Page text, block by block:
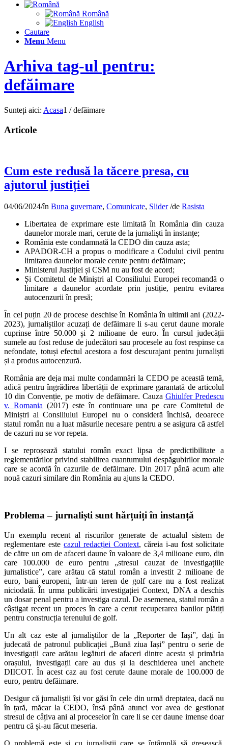
Română
English
Cautare
Menu Menu
Arhiva tag-ul pentru:
defăimare
Sunteți aici: Acasa1 / defăimare
Articole
Cum este redusă la tăcere presa, cu
ajutorul justiției
04/06/2024/în Buna guvernare, Comunicate, Slider /de Rasista
Libertatea de exprimare este limitată în România din cauza
daunelor morale mari, cerute de la jurnaliști în instanțe;
România este condamnată la CEDO din cauza asta;
APADOR-CH a propus o modificare a Codului civil pentru
limitarea daunelor morale cerute pentru defăimare;
Ministerul Justiției și CSM nu au fost de acord;
Și Comitetul de Miniștri al Consiliului Europei recomandă o
limitare a daunelor acordate prin justiție, pentru evitarea
autocenzurii în presă;
În cel puțin 20 de procese deschise în România în ultimii ani (2022-
2023), jurnaliștilor acuzați de defăimare li s-au cerut daune morale
cuprinse între 50.000 și 2 milioane de euro. În cursul judecății
sumele au fost reduse de judecători sau procesele au fost respinse ca
nefondate, totuși efectul acestora a fost descurajant pentru jurnaliști
și a produs autocenzură.
România are deja mai multe condamnări la CEDO pe această temă,
adică pentru îngrădirea libertății de exprimare garantată de articolul
10 din Convenție, pe motiv de defăimare. Cauza Ghiulfer Predescu
v. Romania (2017) este în continuare una pe care Comitetul de
Miniștri al Consiliului Europei nu o consideră închisă, deoarece
statul român nu a luat măsurile necesare pentru a se asigura că astfel
de cazuri nu se vor repeta.
I se reproșează statului român exact lipsa de predictibilitate a
reglementărilor privind stabilirea cuantumului despăgubirilor morale
care se acordă în cazurile de defăimare. Din 2017 până acum alte
nouă cazuri similare din România au ajuns la CEDO.
Problema – jurnaliști sunt hărțuiți în instanță
Un exemplu recent al riscurilor generate de actualul sistem de
reglementare este cazul redacției Context, căreia i-au fost solicitate
de către un om de afaceri daune în valoare de 3,4 milioane euro, din
care 100.000 de euro pentru „stresul cauzat de investigațiile
jurnalistice”, care arătau că statul român a investit 2 milioane de
euro, bani europeni, într-un teren de golf care nu a fost realizat
niciodată. În urma publicării investigației Context, DNA a deschis
un dosar penal pentru a investiga cazul. De asemenea, statul român a
câștigat recent un proces în care a cerut recuperarea banilor plătiți
pentru construcția terenului de golf.
Un alt caz este al jurnaliștilor de la „Reporter de Iași”, dați în
judecată de patronul publicației „Bună ziua Iași” pentru o serie de
investigații care arătau legături de afaceri dintre acesta și primăria
orașului, investigații care au dus și la deschiderea unei anchete
DIICOT. În acest caz au fost cerute daune morale de 100.000 de
euro, pentru defăimare.
Desigur că jurnaliștii își vor găsi în cele din urmă dreptatea, dacă nu
în țară, măcar la CEDO, însă până atunci vor avea de gestionat
stresul de câțiva ani al proceselor în care li se cer daune imense doar
pentru că și-au făcut meseria.
O problemă este și cu jurnaliștii care se întâmplă să greșească,